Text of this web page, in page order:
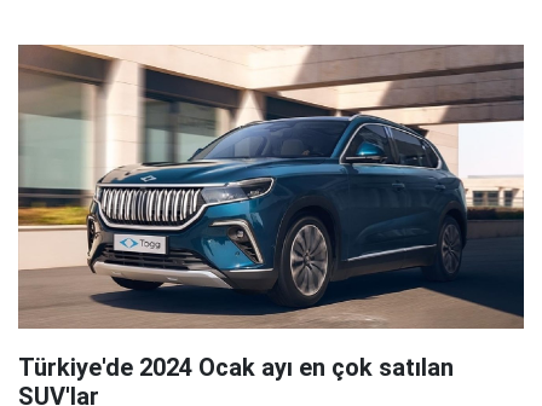
Türkiye'de 2024 Ocak ayı en çok satılan
SUV'lar